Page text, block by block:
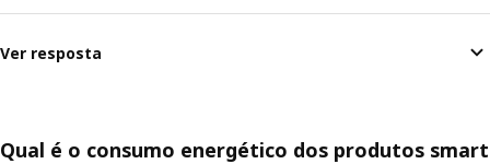
Ver resposta
Qual é o consumo energético dos produtos smart